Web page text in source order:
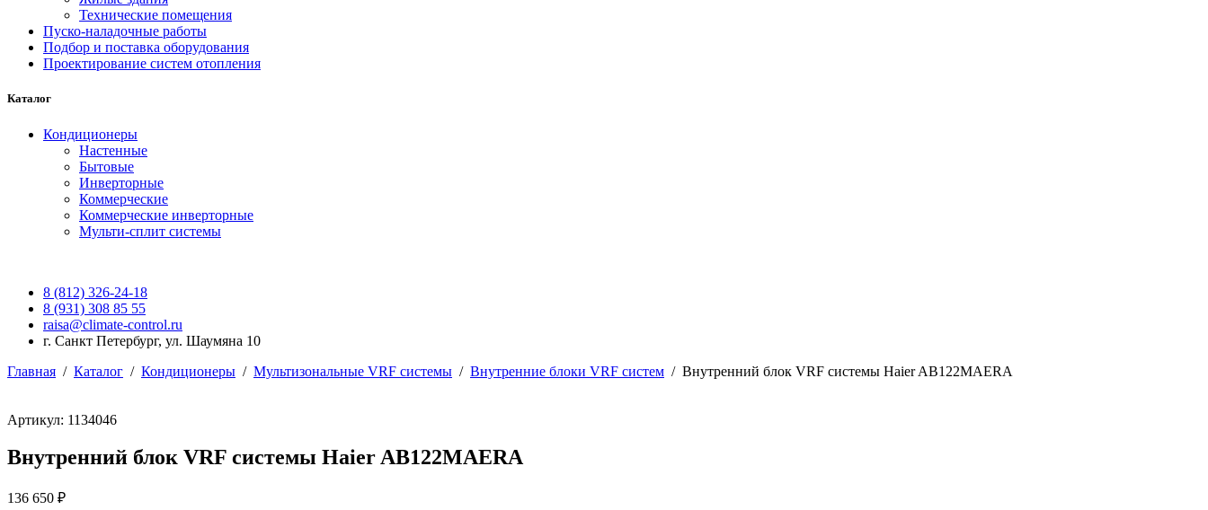
Технические помещения
Пуско-наладочные работы
Подбор и поставка оборудования
Проектирование систем отопления
Каталог
Кондиционеры
Настенные
Бытовые
Инверторные
Коммерческие
Коммерческие инверторные
Мульти-сплит системы
8 (812) 326-24-18
8 (931) 308 85 55
raisa@climate-control.ru
г. Санкт Петербург, ул. Шаумяна 10
Главная / Каталог / Кондиционеры / Мультизональные VRF системы / Внутренние блоки VRF систем / Внутренний блок VRF системы Haier AB122MAERA
Артикул: 1134046
Внутренний блок VRF системы Haier AB122MAERA
136 650 ₽